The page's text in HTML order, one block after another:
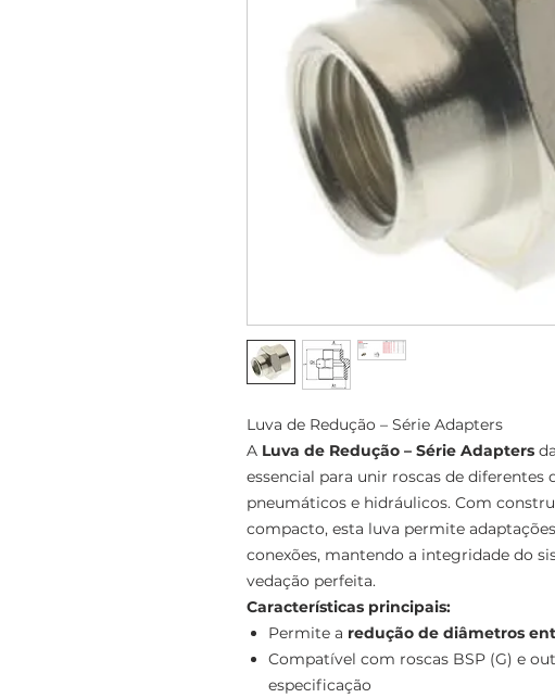
Luva de Redução – Série Adapters
A Luva de Redução – Série Adapters
essencial para unir roscas de
pneumáticos e hidráulicos. Com
compacto, esta luva permite
conexões, mantendo a integridade do
vedação perfeita.
Características principais:
Permite a redução de diâmetros
Compatível com roscas BSP (G) e
especificação